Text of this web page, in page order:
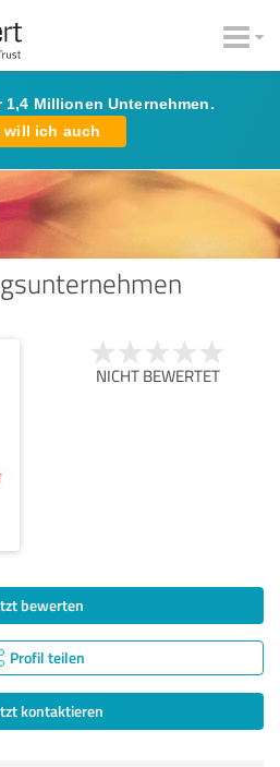
1,4 Millionen Unternehmen.
will ich auch
NICHT BEWERTET
bewerten
Profil teilen
kontaktieren